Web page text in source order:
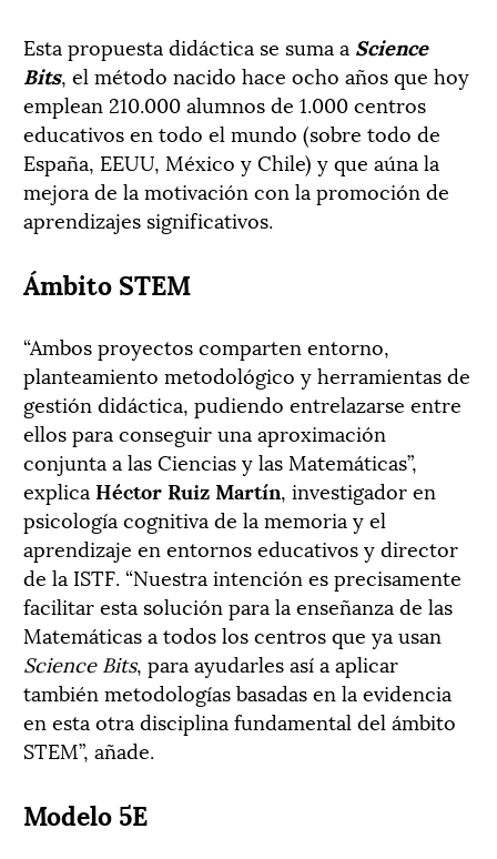
Esta propuesta didáctica se suma a Science
Bits, el método nacido hace ocho años que hoy
emplean 210.000 alumnos de 1.000 centros
educativos en todo el mundo (sobre todo de
España, EEUU, México y Chile) y que aúna la
mejora de la motivación con la promoción de
aprendizajes significativos.
Ámbito STEM
“Ambos proyectos comparten entorno,
planteamiento metodológico y herramientas de
gestión didáctica, pudiendo entrelazarse entre
ellos para conseguir una aproximación
conjunta a las Ciencias y las Matemáticas”,
explica Héctor Ruiz Martín, investigador en
psicología cognitiva de la memoria y el
aprendizaje en entornos educativos y director
de la ISTF. “Nuestra intención es precisamente
facilitar esta solución para la enseñanza de las
Matemáticas a todos los centros que ya usan
Science Bits, para ayudarles así a aplicar
también metodologías basadas en la evidencia
en esta otra disciplina fundamental del ámbito
STEM”, añade.
Modelo 5E